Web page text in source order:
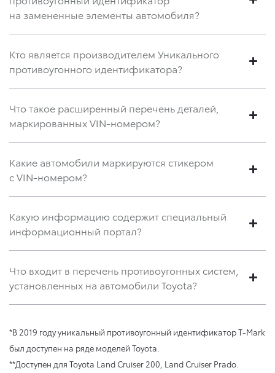
на замененные элементы автомобиля?
Кто является производителем Уникального
противоугонного идентификатора?
Что такое расширенный перечень деталей,
маркированных VIN-номером?
Какие автомобили маркируются стикером
с VIN-номером?
Какую информацию содержит специальный
информационный портал?
Что входит в перечень противоугонных систем,
установленных на автомобили Toyota?
*В 2019 году уникальный противоугонный идентификатор T-Mark
был доступен на ряде моделей Toyota.
**Доступен для Toyota Land Cruiser 200, Land Cruiser Prado.